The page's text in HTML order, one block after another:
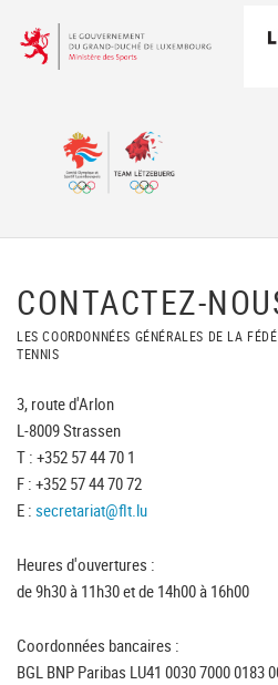
CONTACTEZ-
LES COORDONNÉES GÉNÉRALES DE LA
TENNIS
3, route d'Arlon
L-8009 Strassen
T : +352 57 44 70 1
F : +352 57 44 70 72
E : secretariat@flt.lu
Heures d'ouvertures :
de 9h30 à 11h30 et de 14h00 à 16h00
Coordonnées bancaires :
BGL BNP Paribas LU41 0030 7000 0183